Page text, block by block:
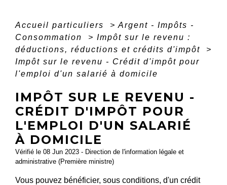
Accueil particuliers > Argent - Impôts -
Consommation
> Impôt sur le revenu :
déductions, réductions et crédits d'impôt
>
Impôt sur le revenu - Crédit d'impôt pour
l'emploi d'un salarié à domicile
IMPÔT SUR LE REVENU -
CRÉDIT D'IMPÔT POUR
L'EMPLOI D'UN SALARIÉ
À DOMICILE
Vérifié le 08 Jun 2023 - Direction de l'information légale et
administrative (Première ministre)
Vous pouvez bénéficier, sous conditions, d'un crédit